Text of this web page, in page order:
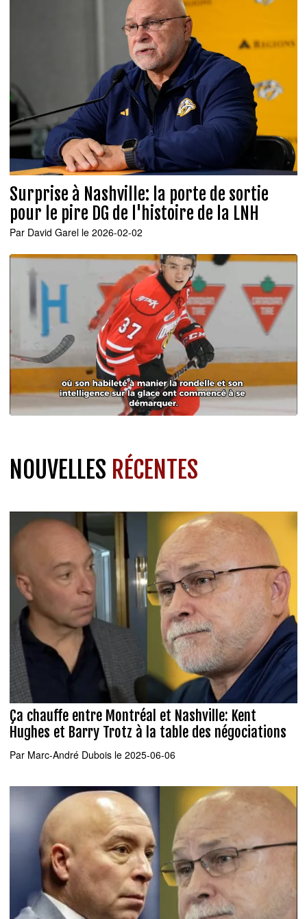
Surprise à Nashville: la porte de sortie
pour le pire DG de l'histoire de la LNH
Par David Garel le 2026-02-02
NOUVELLES RÉCENTES
Ça chauffe entre Montréal et Nashville: Kent
Hughes et Barry Trotz à la table des négociations
Par Marc-André Dubois le 2025-06-06